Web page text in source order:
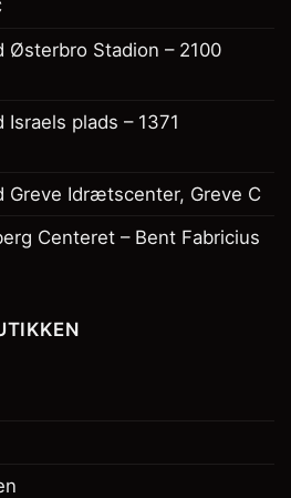
Stadion – 2100
plads – 1371
Idrætscenter, Greve C
Centeret – Bent Fabricius